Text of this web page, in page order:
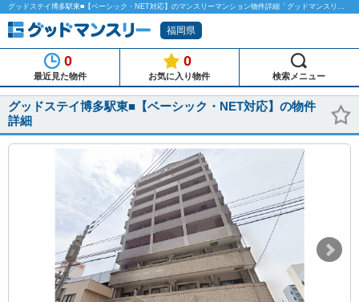
グッドステイ博多駅東■【ベーシック・NET対応】のマンスリーマンション物件詳細「グッドマンスリー」
福岡県
0
最近見た物件
0
お気に入り物件 検索メニュー
グッドステイ博多駅東■【ベーシック・NET対応】の物件
詳細